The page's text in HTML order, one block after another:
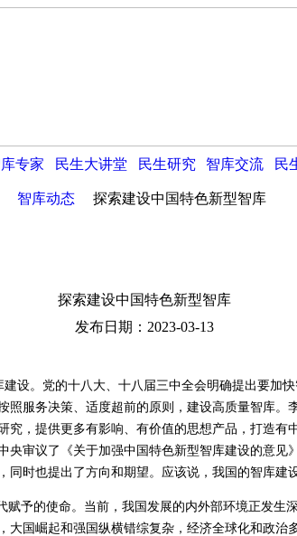
专家 民生大讲堂 民生研究 智库交流 民
智库动态 探索建设中国特色新型智库
探索建设中国特色新型智库
发布日期：2023-03-13
设。党的十八大、十八届三中全会明确提出要加
照服务决策、适度超前的原则，建设高质量智库。
究，提供更多有影响、有价值的思想产品，打造有
央审议了《关于加强中国特色新型智库建设的意见
同时也提出了方向和期望。应该说，我国的智库建
予的使命。当前，我国发展的内外部环境正发生
大国崛起和强国纵横错综复杂，经济全球化和政治